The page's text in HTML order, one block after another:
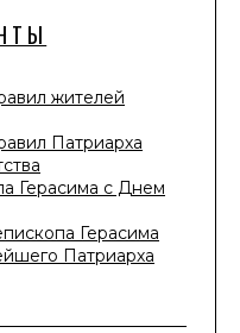
жителей
Патриарха
Герасима с Днем
Герасима
Патриарха